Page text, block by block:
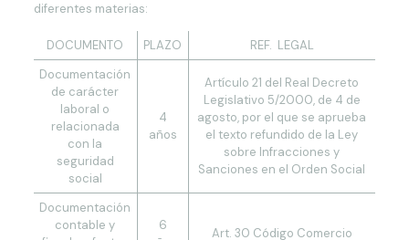
diferentes materias:
DOCUMENTO PLAZO
REF. LEGAL
Documentación
de carácter
laboral o
relacionada
con la
seguridad
social
4
años
Artículo 21 del Real Decreto
Legislativo 5/2000, de 4 de
agosto, por el que se aprueba
el texto refundido de la Ley
sobre Infracciones y
Sanciones en el Orden Social
Documentación
contable y
6
Art. 30 Código Comercio